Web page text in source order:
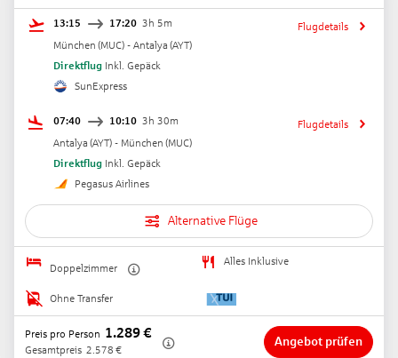
13:15 17:20 3h 5m
München (MUC) - Antalya (AYT)
Direktflug Inkl. Gepäck
SunExpress
Flugdetails
07:40 10:10 3h 30m
Antalya (AYT) - München (MUC)
Direktflug Inkl. Gepäck
Pegasus Airlines
Flugdetails
Alternative Flüge
Doppelzimmer
Alles Inklusive
Ohne Transfer
Preis pro Person 1.289€
Gesamtpreis 2.578 €
Angebot prüfen